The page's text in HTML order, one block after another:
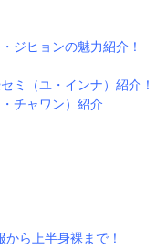
ジヒョンの魅力紹介！
（ユ・インナ）紹介！
チャワン）紹介
から上半身裸まで！